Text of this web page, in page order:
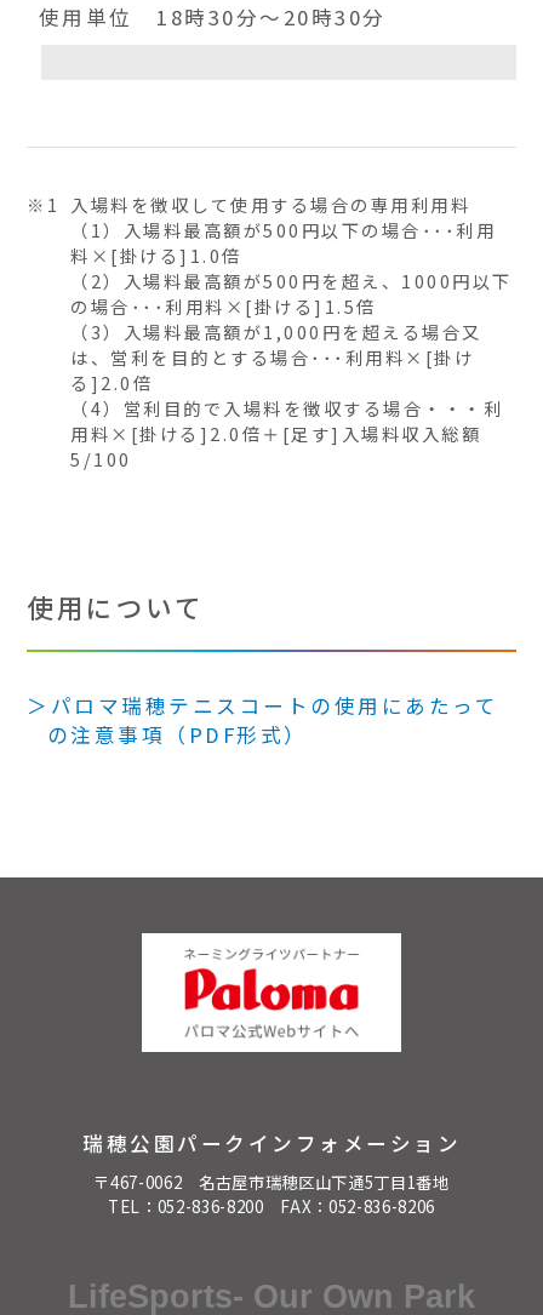
使用単位 18時30分～20時30分
※1
入場料を徴収して使用する場合の専用利用料
（1）入場料最高額が500円以下の場合･･･利用
料×[掛ける]1.0倍
（2）入場料最高額が500円を超え、1000円以下
の場合･･･利用料×[掛ける]1.5倍
（3）入場料最高額が1,000円を超える場合又
は、営利を目的とする場合･･･利用料×[掛け
る]2.0倍
（4）営利目的で入場料を徴収する場合・・・利
用料×[掛ける]2.0倍＋[足す]入場料収入総額
5/100
使用について
パロマ瑞穂テニスコートの使用にあたって
の注意事項（PDF形式）
瑞穂公園パークインフォメーション
〒467-0062 名古屋市瑞穂区山下通5丁目1番地
TEL： 052-836-8200 FAX：052-836-8206
LifeSports- Our Own Park